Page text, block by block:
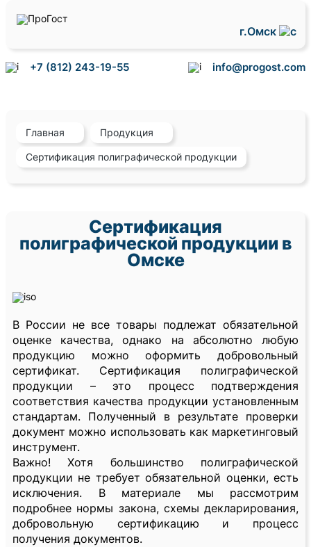
г.Омск
+7 (812) 243-19-55 info@progost.com
Главная Продукция
Сертификация полиграфической продукции
Сертификация
полиграфической продукции в
Омске
В России не все товары подлежат обязательной
оценке качества, однако на абсолютно любую
продукцию можно оформить добровольный
сертификат. Сертификация полиграфической
продукции – это процесс подтверждения
соответствия качества продукции установленным
стандартам. Полученный в результате проверки
документ можно использовать как маркетинговый
инструмент.
Важно! Хотя большинство полиграфической
продукции не требует обязательной оценки, есть
исключения. В материале мы рассмотрим
подробнее нормы закона, схемы декларирования,
добровольную сертификацию и процесс
получения документов.